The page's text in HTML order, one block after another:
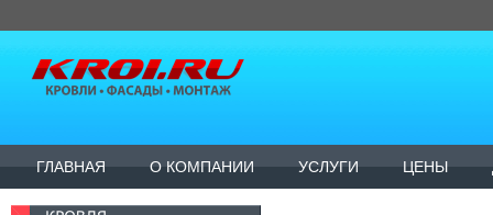
ГЛАВНАЯ О КОМПАНИИ УСЛУГИ ЦЕНЫ